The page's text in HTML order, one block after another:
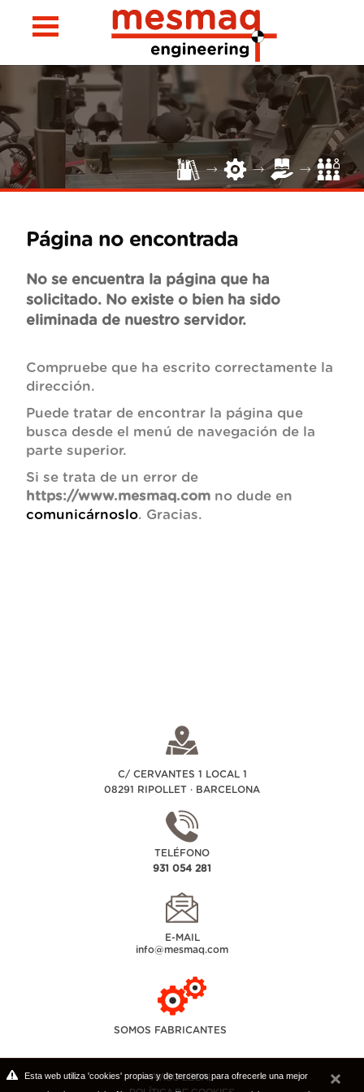
Esta web utiliza 'cookies' propias y de terceros para ofrecerle una mejor
Página no encontrada
No se encuentra la página que ha
solicitado. No existe o bien ha sido
eliminada de nuestro servidor.
Compruebe que ha escrito correctamente la
dirección.
Puede tratar de encontrar la página que
busca desde el menú de navegación de la
parte superior.
Si se trata de un error de
https://www.mesmaq.com no dude en
comunicárnoslo. Gracias.
C/ CERVANTES 1 LOCAL 1
08291 RIPOLLET · BARCELONA
TELÉFONO
931 054 281
E-MAIL
info@mesmaq.com
SOMOS FABRICANTES
AVISO LEGAL